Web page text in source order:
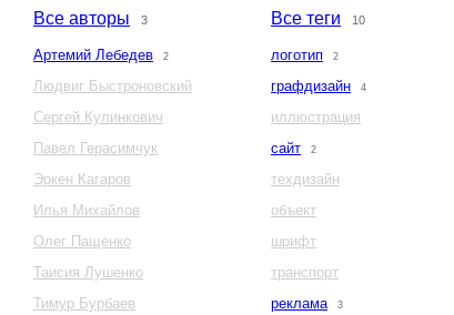
Все авторы 3
Артемий Лебедев 2
Людвиг Быстроновский
Сергей Кулинкович
Павел Герасимчук
Эркен Кагаров
Илья Михайлов
Олег Пащенко
Таисия Лушенко
Тимур Бурбаев
Все теги 10
логотип 2
графдизайн 4
иллюстрация
сайт
2
техдизайн
объект
шрифт
транспорт
реклама
3